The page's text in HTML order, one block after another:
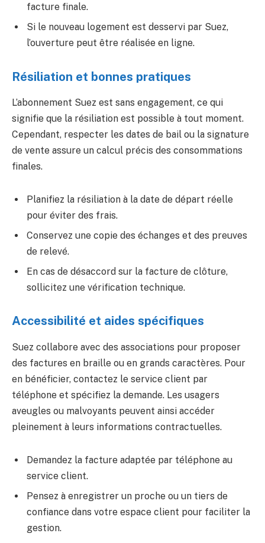
facture finale.
Si le nouveau logement est desservi par Suez,
l’ouverture peut être réalisée en ligne.
Résiliation et bonnes pratiques
L’abonnement Suez est sans engagement, ce qui
signifie que la résiliation est possible à tout moment.
Cependant, respecter les dates de bail ou la signature
de vente assure un calcul précis des consommations
finales.
Planifiez la résiliation à la date de départ réelle
pour éviter des frais.
Conservez une copie des échanges et des preuves
de relevé.
En cas de désaccord sur la facture de clôture,
sollicitez une vérification technique.
Accessibilité et aides spécifiques
Suez collabore avec des associations pour proposer
des factures en braille ou en grands caractères. Pour
en bénéficier, contactez le service client par
téléphone et spécifiez la demande. Les usagers
aveugles ou malvoyants peuvent ainsi accéder
pleinement à leurs informations contractuelles.
Demandez la facture adaptée par téléphone au
service client.
Pensez à enregistrer un proche ou un tiers de
confiance dans votre espace client pour faciliter la
gestion.